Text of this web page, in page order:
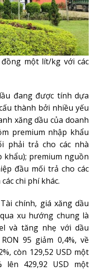
một lít/kg với các
đang được tính dựa
thành bởi nhiều yếu
xăng dầu của doanh
premium nhập khẩu
phải trả cho các nhà
premium nguồn
đầu mối trả cho các
chi phí khác.
chính, giá xăng dầu
xu hướng chung là
và tăng nhẹ với dầu
95 giảm 0,4%, về
còn 129,52 USD một
lên 429,92 USD một